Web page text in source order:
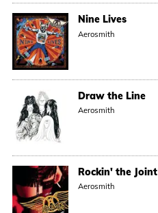
Nine Lives
Aerosmith
Draw the Line
Aerosmith
Rockin' the Joint
Aerosmith